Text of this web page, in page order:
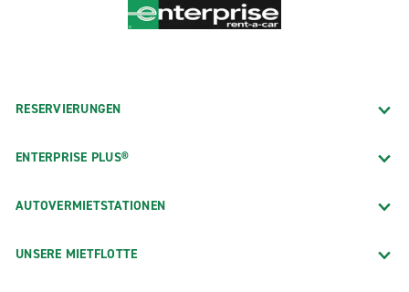
RESERVIERUNGEN
ENTERPRISE PLUS®
AUTOVERMIETSTATIONEN
UNSERE MIETFLOTTE